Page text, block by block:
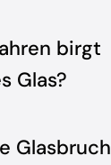
birgt
Glas?
Glasbruch